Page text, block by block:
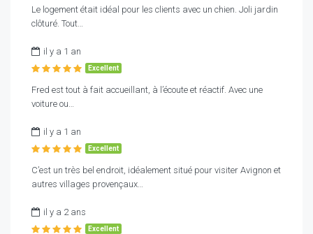
Le logement était idéal pour les clients avec un chien. Joli jardin
clôturé. Tout…
il y a 1 an
Excellent
Fred est tout à fait accueillant, à l’écoute et réactif. Avec une
voiture ou…
il y a 1 an
Excellent
C’est un très bel endroit, idéalement situé pour visiter Avignon et
autres villages provençaux…
il y a 2 ans
Excellent